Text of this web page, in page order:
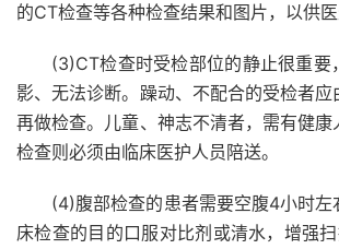
的CT检查等各种检查结果和图片，以供医
(3)CT检查时受检部位的静止很重要
影、无法诊断。躁动、不配合的受检者
再做检查。儿童、神志不清者，需有健
检查则必须由临床医护人员陪送。
(4)腹部检查的患者需要空腹4小时左
床检查的目的口服对比剂或清水，增强